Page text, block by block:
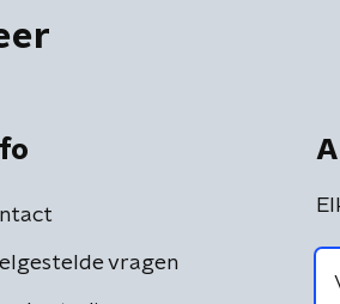
vragen